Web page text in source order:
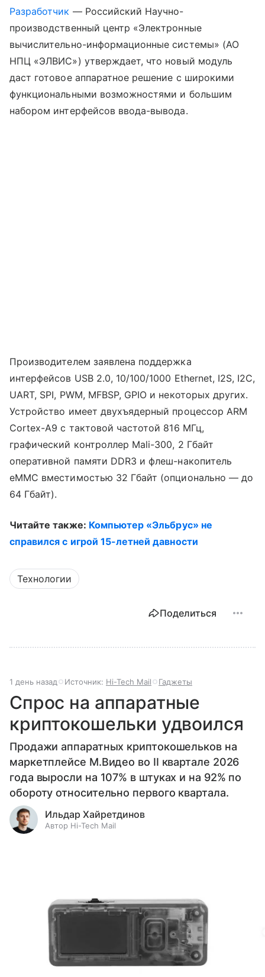
Разработчик — Российский Научно-
производственный центр «Электронные
вычислительно-информационные системы» (АО
НПЦ «ЭЛВИС») утверждает, что новый модуль
даст готовое аппаратное решение с широкими
функциональными возможностями и большим
набором интерфейсов ввода-вывода.
Производителем заявлена поддержка
интерфейсов USB 2.0, 10/100/1000 Ethernet, I2S, I2C,
UART, SPI, PWM, MFBSP, GPIO и некоторых других.
Устройство имеет двухъядерный процессор ARM
Cortex-A9 с тактовой частотой 816 МГц,
графический контроллер Mali-300, 2 Гбайт
оперативной памяти DDR3 и флеш-накопитель
eMMC вместимостью 32 Гбайт (опционально — до
64 Гбайт).
Читайте также: Компьютер «Эльбрус» не
справился с игрой 15-летней давности
Технологии
Поделиться
1 день назад Источник: Hi-Tech Mail Гаджеты
Спрос на аппаратные
криптокошельки удвоился
Продажи аппаратных криптокошельков на
маркетплейсе М.Видео во II квартале 2026
года выросли на 107% в штуках и на 92% по
обороту относительно первого квартала.
Ильдар Хайретдинов
Автор Hi-Tech Mail